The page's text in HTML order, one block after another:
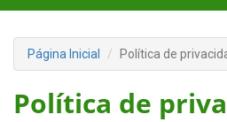
Página Inicial Política de
Política de